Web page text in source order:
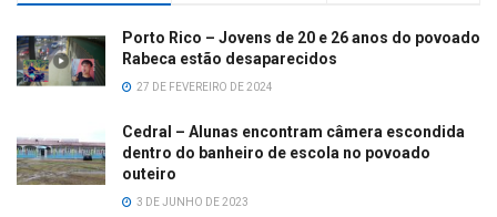
Porto Rico – Jovens de 20 e 26 anos do povoado
Rabeca estão desaparecidos
27 DE FEVEREIRO DE 2024
Cedral – Alunas encontram câmera escondida
dentro do banheiro de escola no povoado
outeiro
3 DE JUNHO DE 2023